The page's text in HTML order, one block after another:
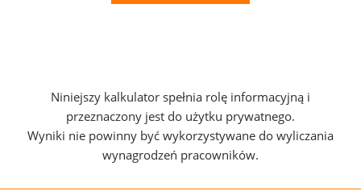
Niniejszy kalkulator spełnia rolę informacyjną i
przeznaczony jest do użytku prywatnego.
Wyniki nie powinny być wykorzystywane do wyliczania
wynagrodzeń pracowników.